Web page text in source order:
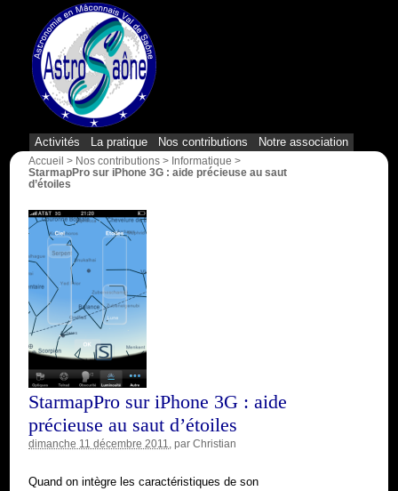
Activités La pratique Nos contributions Notre association
Accueil > Nos contributions > Informatique >
StarmapPro sur iPhone 3G : aide précieuse au saut
d’étoiles
StarmapPro sur iPhone 3G : aide
précieuse au saut d’étoiles
dimanche 11 décembre 2011 , par Christian
Quand on intègre les caractéristiques de son